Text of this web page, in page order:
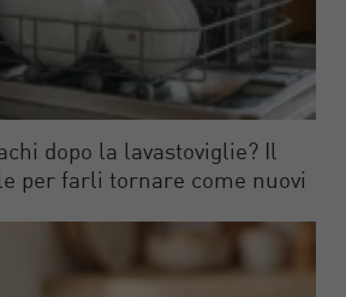
dopo la lavastoviglie? Il
per farli tornare come nuovi